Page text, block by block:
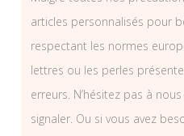
articles personnalisés pour
respectant les normes
lettres ou les perles
erreurs. N’hésitez pas à
signaler. Ou si vous avez